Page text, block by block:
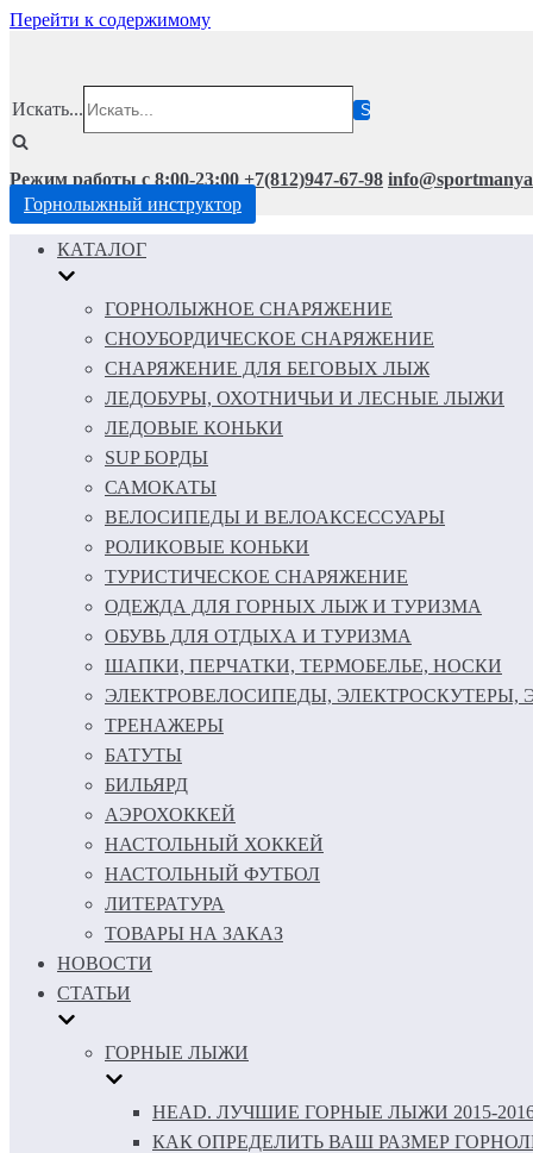
Перейти к содержимому
Искать...
Режим работы с 8:00-23:00 +7(812)947-67-98
Горнолыжный инструктор
КАТАЛОГ
ГОРНОЛЫЖНОЕ СНАРЯЖЕНИЕ
СНОУБОРДИЧЕСКОЕ СНАРЯЖЕНИЕ
СНАРЯЖЕНИЕ ДЛЯ БЕГОВЫХ ЛЫЖ
ЛЕДОБУРЫ, ОХОТНИЧЬИ И ЛЕСНЫЕ ЛЫЖИ
ЛЕДОВЫЕ КОНЬКИ
SUP БОРДЫ
САМОКАТЫ
ВЕЛОСИПЕДЫ И ВЕЛОАКСЕССУАРЫ
РОЛИКОВЫЕ КОНЬКИ
ТУРИСТИЧЕСКОЕ СНАРЯЖЕНИЕ
ОДЕЖДА ДЛЯ ГОРНЫХ ЛЫЖ И ТУРИЗМА
ОБУВЬ ДЛЯ ОТДЫХА И ТУРИЗМА
ШАПКИ, ПЕРЧАТКИ, ТЕРМОБЕЛЬЕ, НОСКИ
ЭЛЕКТРОВЕЛОСИПЕДЫ, ЭЛЕКТРОСКУТЕРЫ,
ТРЕНАЖЕРЫ
БАТУТЫ
БИЛЬЯРД
АЭРОХОККЕЙ
НАСТОЛЬНЫЙ ХОККЕЙ
НАСТОЛЬНЫЙ ФУТБОЛ
ЛИТЕРАТУРА
ТОВАРЫ НА ЗАКАЗ
НОВОСТИ
СТАТЬИ
ГОРНЫЕ ЛЫЖИ
HEAD. ЛУЧШИЕ ГОРНЫЕ ЛЫЖИ 2015-
КАК ОПРЕДЕЛИТЬ ВАШ РАЗМЕР